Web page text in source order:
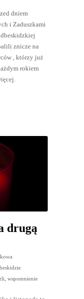
dniem
i Zaduszkami
znicze na
, którzy już
rokiem
drugą
wspomnienie